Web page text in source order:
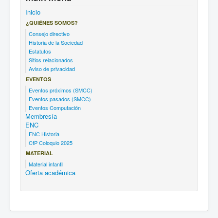
Inicio
¿QUIÉNES SOMOS?
Consejo directivo
Historia de la Sociedad
Estatutos
Sitios relacionados
Aviso de privacidad
EVENTOS
Eventos próximos (SMCC)
Eventos pasados (SMCC)
Eventos Computación
Membresía
ENC
ENC Historia
CfP Coloquio 2025
MATERIAL
Material infantil
Oferta académica